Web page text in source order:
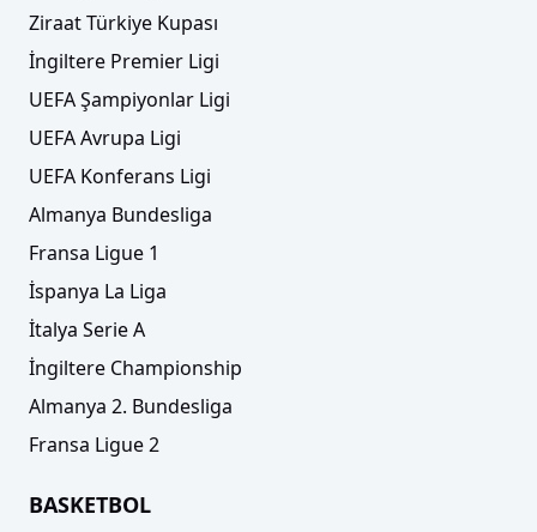
Ziraat Türkiye Kupası
İngiltere Premier Ligi
UEFA Şampiyonlar Ligi
UEFA Avrupa Ligi
UEFA Konferans Ligi
Almanya Bundesliga
Fransa Ligue 1
İspanya La Liga
İtalya Serie A
İngiltere Championship
Almanya 2. Bundesliga
Fransa Ligue 2
BASKETBOL